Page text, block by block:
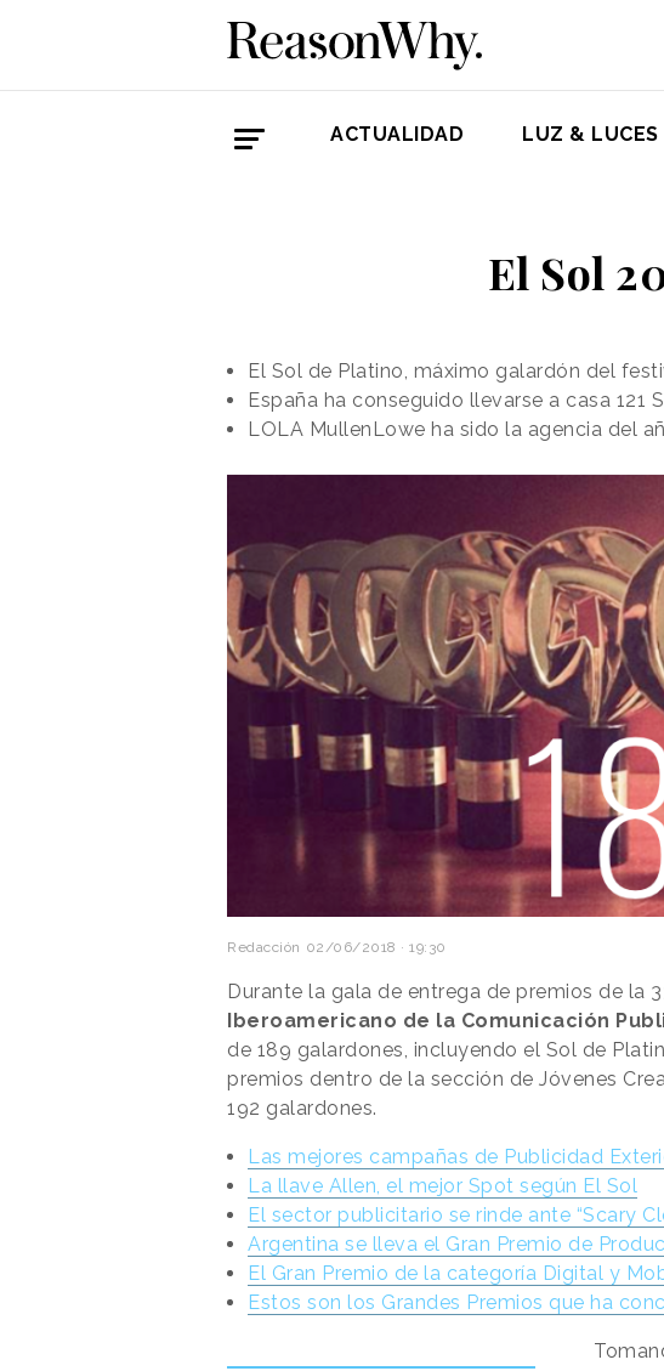
ACTUALIDAD LUZ & LUCES
El Sol
El Sol de Platino, máximo galardón del
España ha conseguido llevarse a casa 121
LOLA MullenLowe ha sido la agencia del
Redacción 02/06/2018 · 19:30
Durante la gala de entrega de premios de la
Iberoamericano de la Comunicación
de 189 galardones, incluyendo el Sol de
premios dentro de la sección de Jóvenes
192 galardones.
Las mejores campañas de Publicidad
La llave Allen, el mejor Spot según El Sol
El sector publicitario se rinde ante “Scary
Argentina se lleva el Gran Premio de
El Gran Premio de la categoría Digital y
Estos son los Grandes Premios que ha